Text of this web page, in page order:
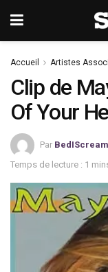
Accueil Artistes
Clip de
Of Your
Par BedIScream
Temps de lecture : 1